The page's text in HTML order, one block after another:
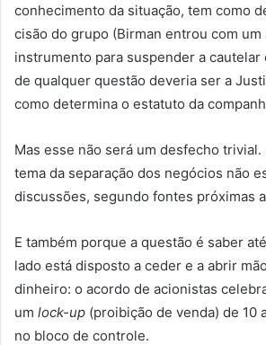
conhecimento da situação, tem como
cisão do grupo (Birman entrou com um
instrumento para suspender a cautelar
de qualquer questão deveria ser a
como determina o estatuto da
Mas esse não será um desfecho
tema da separação dos negócios não
discussões, segundo fontes próximas
E também porque a questão é saber
lado está disposto a ceder e a abrir
dinheiro: o acordo de acionistas
um lock-up (proibição de venda) de 10
no bloco de controle.